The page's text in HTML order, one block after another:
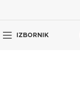
IZBORNIK